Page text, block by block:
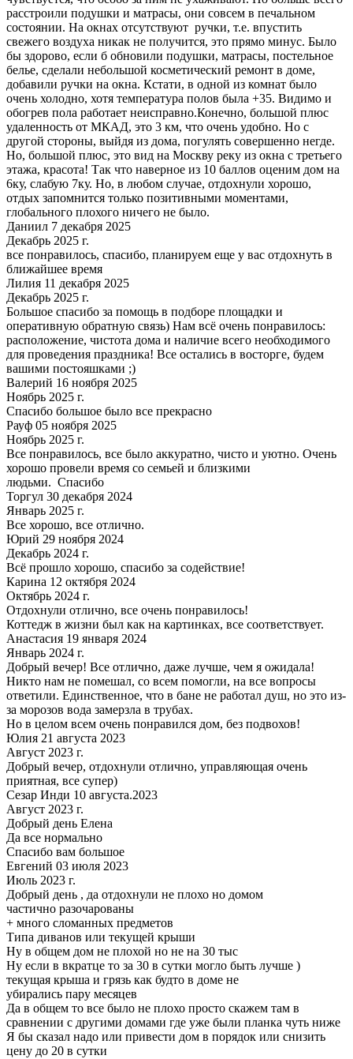
расстроили подушки и матрасы, они совсем в печальном
состоянии. На окнах отсутствуют ручки, т.е. впустить
свежего воздуха никак не получится, это прямо минус. Было
бы здорово, если б обновили подушки, матрасы, постельное
белье, сделали небольшой косметический ремонт в доме,
добавили ручки на окна. Кстати, в одной из комнат было
очень холодно, хотя температура полов была +35. Видимо и
обогрев пола работает неисправно.Конечно, большой плюс
удаленность от МКАД, это 3 км, что очень удобно. Но с
другой стороны, выйдя из дома, погулять совершенно негде.
Но, большой плюс, это вид на Москву реку из окна с третьего
этажа, красота! Так что наверное из 10 баллов оценим дом на
6ку, слабую 7ку. Но, в любом случае, отдохнули хорошо,
отдых запомнится только позитивными моментами,
глобального плохого ничего не было.
Даниил 7 декабря 2025
Декабрь 2025 г.
все понравилось, спасибо, планируем еще у вас отдохнуть в
ближайшее время
Лилия 11 декабря 2025
Декабрь 2025 г.
Большое спасибо за помощь в подборе площадки и
оперативную обратную связь) Нам всё очень понравилось:
расположение, чистота дома и наличие всего необходимого
для проведения праздника! Все остались в восторге, будем
вашими постояшками ;)
Валерий 16 ноября 2025
Ноябрь 2025 г.
Спасибо большое было все прекрасно
Рауф 05 ноября 2025
Ноябрь 2025 г.
Все понравилось, все было аккуратно, чисто и уютно. Очень
хорошо провели время со семьей и близкими
людьми. Спасибо
Торгул 30 декабря 2024
Январь 2025 г.
Все хорошо, все отлично.
Юрий 29 ноября 2024
Декабрь 2024 г.
Всё прошло хорошо, спасибо за содействие!
Карина 12 октября 2024
Октябрь 2024 г.
Отдохнули отлично, все очень понравилось!
Коттедж в жизни был как на картинках, все соответствует.
Анастасия 19 января 2024
Январь 2024 г.
Добрый вечер! Все отлично, даже лучше, чем я ожидала!
Никто нам не помешал, со всем помогли, на все вопросы
ответили. Единственное, что в бане не работал душ, но это из-
за морозов вода замерзла в трубах.
Но в целом всем очень понравился дом, без подвохов!
Юлия 21 августа 2023
Август 2023 г.
Добрый вечер, отдохнули отлично, управляющая очень
приятная, все супер)
Сезар Инди 10 августа.2023
Август 2023 г.
Добрый день Елена
Да все нормально
Спасибо вам большое
Евгений 03 июля 2023
Июль 2023 г.
Добрый день , да отдохнули не плохо но домом
частично разочарованы
+ много сломанных предметов
Типа диванов или текущей крыши
Ну в общем дом не плохой но не на 30 тыс
Ну если в вкратце то за 30 в сутки могло быть лучше )
текущая крыша и грязь как будто в доме не
убирались пару месяцев
Да в общем то все было не плохо просто скажем там в
сравнении с другими домами где уже были планка чуть ниже
Я бы сказал надо или привести дом в порядок или снизить
цену до 20 в сутки